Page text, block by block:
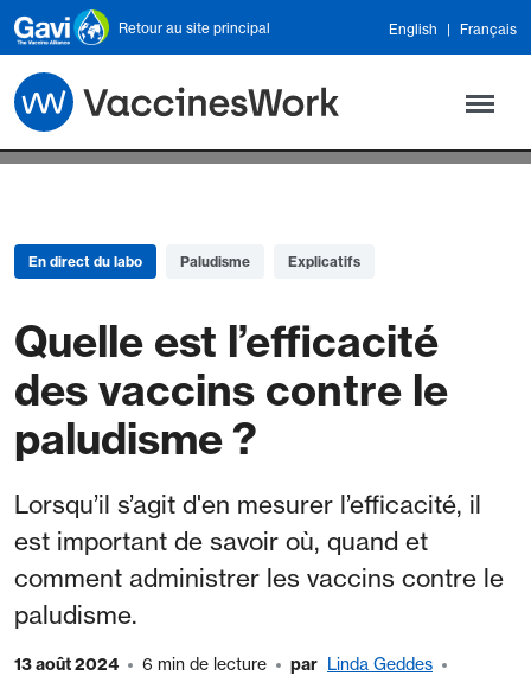
Skip to main content
Retour au site principal English Français
En direct du labo Paludisme Explicatifs
Quelle est l’efficacité
des vaccins contre le
paludisme ?
Lorsqu’il s’agit d'en mesurer l’efficacité, il
est important de savoir où, quand et
comment administrer les vaccins contre le
paludisme.
13 août 2024 6 min de lecture par Linda Geddes